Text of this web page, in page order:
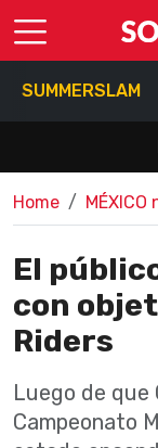
SUMMERSLAM
Home
El
con
Riders
Luego de que
Campeonato